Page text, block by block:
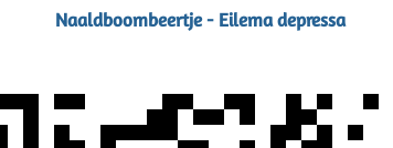
Naaldboombeertje - Eilema depressa